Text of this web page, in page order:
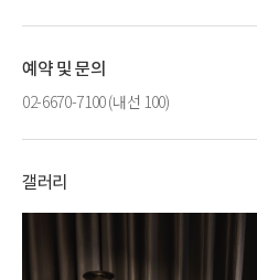
예약 및 문의
02-6670-7100 (내선 100)
갤러리